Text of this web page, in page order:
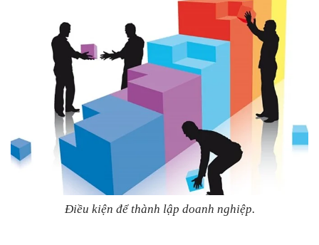
Điều kiện để thành lập doanh nghiệp.